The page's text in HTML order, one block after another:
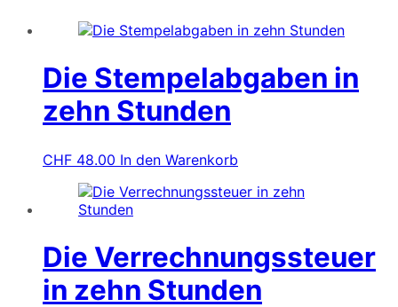
Die Stempelabgaben in
zehn Stunden
CHF 48.00 In den Warenkorb
Die Verrechnungssteuer
in zehn Stunden